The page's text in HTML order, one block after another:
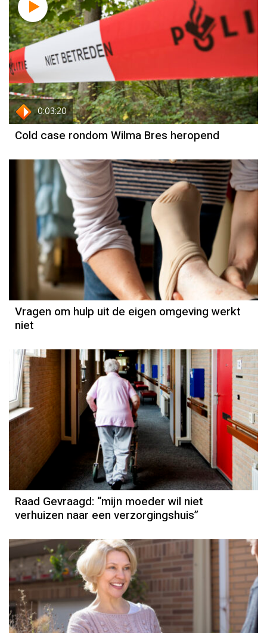
0:03:20
Cold case rondom Wilma Bres heropend
Vragen om hulp uit de eigen omgeving werkt
niet
Raad Gevraagd: “mijn moeder wil niet
verhuizen naar een verzorgingshuis”